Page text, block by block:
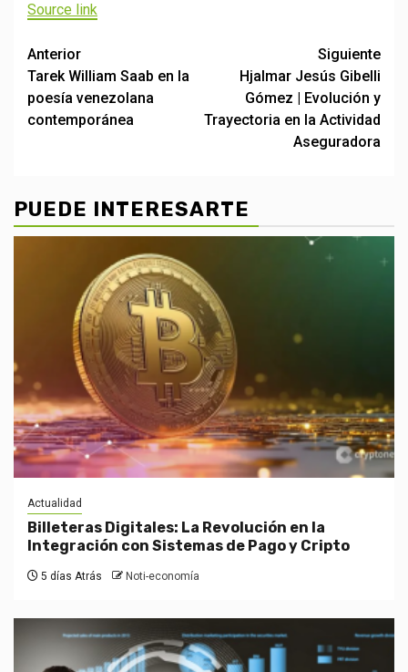
entradas
Source link
Post
navigation
Anterior
Tarek William Saab en la
poesía venezolana
contemporánea
Siguiente
Hjalmar Jesús Gibelli
Gómez | Evolución y
Trayectoria en la Actividad
Aseguradora
PUEDE INTERESARTE
Actualidad
Billeteras Digitales: La Revolución en la
Integración con Sistemas de Pago y Cripto
5 días Atrás Noti-economía